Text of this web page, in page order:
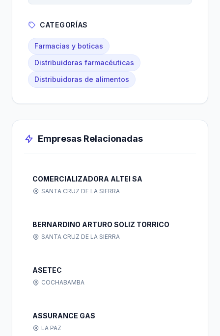
CATEGORÍAS
Farmacias y boticas
Distribuidoras farmacéuticas
Distribuidoras de alimentos
Empresas Relacionadas
COMERCIALIZADORA ALTEI SA
SANTA CRUZ DE LA SIERRA
BERNARDINO ARTURO SOLIZ TORRICO
SANTA CRUZ DE LA SIERRA
ASETEC
COCHABAMBA
ASSURANCE GAS
LA PAZ